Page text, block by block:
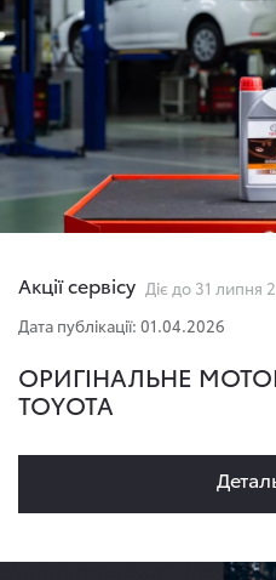
Акції сервісу Діє до 31 липня
Дата публікації: 01.04.2026
ОРИГІНАЛЬНЕ
TOYOTA